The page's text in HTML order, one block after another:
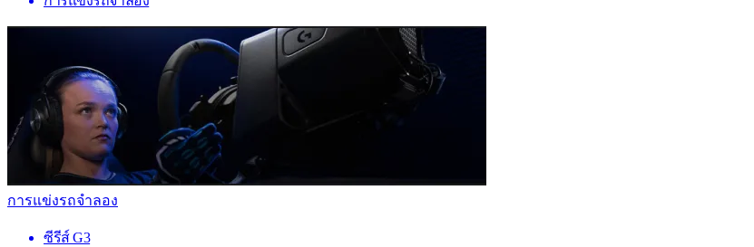
การแข่งรถจำลอง
ซีรีส์ G3